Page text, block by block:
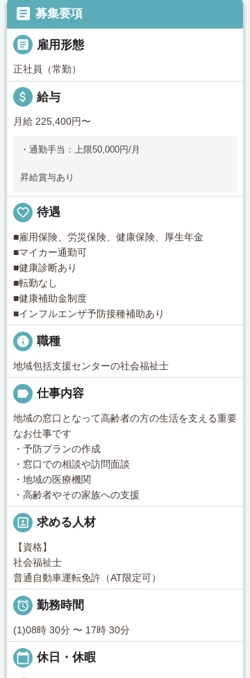
 募集要項
 雇用形態
正社員（常勤）
attach_money 給与
月給 225,400円〜
・通勤手当：上限50,000円/月
昇給賞与あり
favorite_border 待遇
■雇用保険、労災保険、健康保険、厚生年金
■マイカー通勤可
■健康診断あり
■転勤なし
■健康補助金制度
■インフルエンザ予防接種補助あり
info 職種
地域包括支援センターの社会福祉士
label 仕事内容
地域の窓口となって高齢者の方の生活を支える重要
なお仕事です
・予防プランの作成
・窓口での相談や訪問面談
・地域の医療機関
・高齢者やその家族への支援
portrait 求める人材
【資格】
社会福祉士
普通自動車運転免許（AT限定可）
 勤務時間
(1)08時 30分 〜 17時 30分
calendar_today 休日・休暇